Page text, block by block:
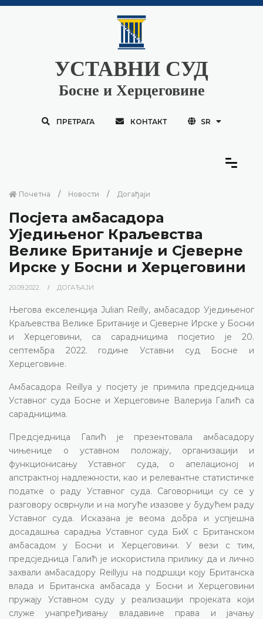
УСТАВНИ СУД
Босне и Херцеговине
ПРЕТРАГА КОНТАКТ SR
Почетна Новости Догађаји
Посјета амбасадора
Уједињеног Краљевства
Велике Британије и Сјеверне
Ирске у Босни и Херцеговини
20.09.2022. ДОГАЂАЈИ
Његова екселенција Julian Reilly, амбасадор Уједињеног
Краљевства Велике Британије и Сјеверне Ирске у Босни
и Херцеговини, са сарадницима посјетио је 20.
септембра 2022. године Уставни суд Босне и
Херцеговине.
Амбасадора Reillya у посјету је примила предсједница
Уставног суда Босне и Херцеговине Валерија Галић са
сарадницима.
Предсједница Галић је презентовала амбасадору
чињенице о уставном положају, организацији и
функционисању Уставног суда, о апелационој и
апстрактној надлежности, као и релевантне статистичке
податке о раду Уставног суда. Саговорници су се у
разговору осврнули и на могуће изазове у будућем раду
Уставног суда. Исказана је веома добра и успјешна
досадашња сарадња Уставног суда БиХ с Британском
амбасадом у Босни и Херцеговини. У вези с тим,
предсједница Галић је искористила прилику да и лично
захвали амбасадору Reillyju на подршци коју Британска
влада и Британска амбасада у Босни и Херцеговини
пружају Уставном суду у реализацији пројеката који
служе унапређивању владавине права и јачању